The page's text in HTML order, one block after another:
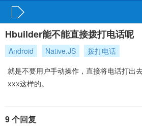
Hbuilder能不能直接拨打电话呢
Android Native.JS 拨打电话
就是不要用户手动操作，直接将电话打出
xxx这样的。
9 个回复